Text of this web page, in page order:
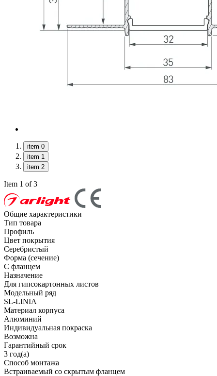
item 0
item 1
item 2
Item 1 of 3
Общие характеристики
Тип товара
Профиль
Цвет покрытия
Серебристый
Форма (сечение)
С фланцем
Назначение
Для гипсокартонных листов
Модельный ряд
SL-LINIA
Материал корпуса
Алюминий
Индивидуальная покраска
Возможна
Гарантийный срок
3 год(а)
Способ монтажа
Встраиваемый со скрытым фланцем